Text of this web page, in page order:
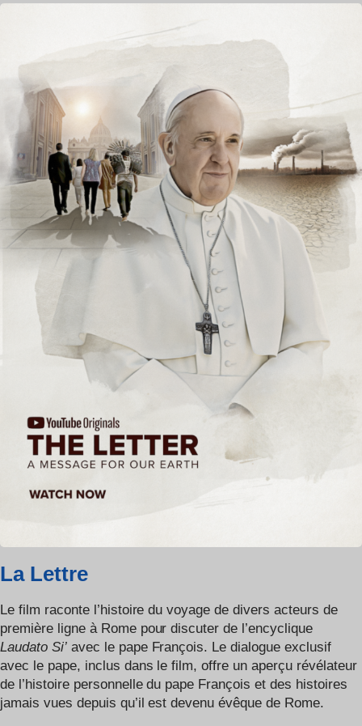
La Lettre
Le film raconte l’histoire du voyage de divers acteurs de
première ligne à Rome pour discuter de l’encyclique
Laudato Si’avec le pape François. Le dialogue exclusif
avec le pape, inclus dans le film, offre un aperçu révélateur
de l’histoire personnelle du pape François et des histoires
jamais vues depuis qu’il est devenu évêque de Rome.